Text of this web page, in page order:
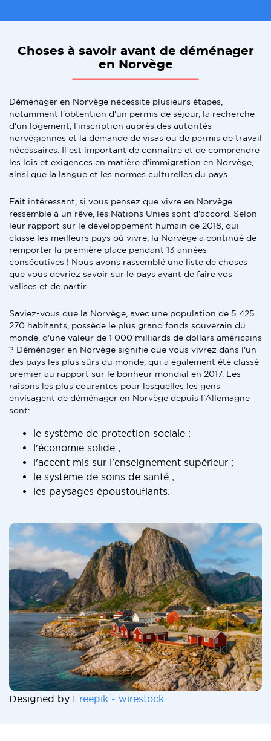
Choses à savoir avant de déménager
en Norvège
Déménager en Norvège nécessite plusieurs étapes,
notamment l'obtention d'un permis de séjour, la recherche
d'un logement, l'inscription auprès des autorités
norvégiennes et la demande de visas ou de permis de travail
nécessaires. Il est important de connaître et de comprendre
les lois et exigences en matière d'immigration en Norvège,
ainsi que la langue et les normes culturelles du pays.
Fait intéressant, si vous pensez que vivre en Norvège
ressemble à un rêve, les Nations Unies sont d'accord. Selon
leur rapport sur le développement humain de 2018, qui
classe les meilleurs pays où vivre, la Norvège a continué de
remporter la première place pendant 13 années
consécutives ! Nous avons rassemblé une liste de choses
que vous devriez savoir sur le pays avant de faire vos
valises et de partir.
Saviez-vous que la Norvège, avec une population de 5 425
270 habitants, possède le plus grand fonds souverain du
monde, d'une valeur de 1 000 milliards de dollars américains
? Déménager en Norvège signifie que vous vivrez dans l'un
des pays les plus sûrs du monde, qui a également été classé
premier au rapport sur le bonheur mondial en 2017. Les
raisons les plus courantes pour lesquelles les gens
envisagent de déménager en Norvège depuis l'Allemagne
sont:
le système de protection sociale ;
l'économie solide ;
l'accent mis sur l'enseignement supérieur ;
le système de soins de santé ;
les paysages époustouflants.
Designed by Freepik - wirestock